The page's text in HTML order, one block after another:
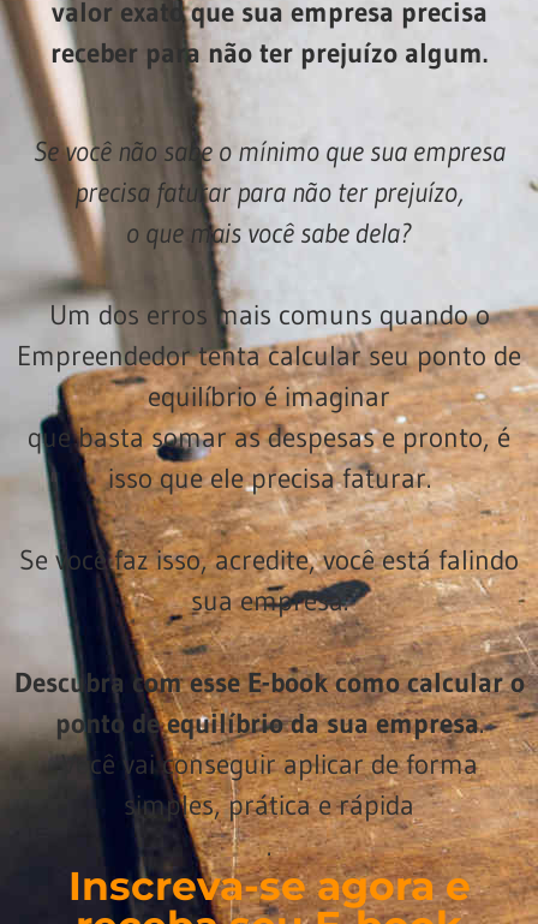
valor exato que sua empresa precisa
receber para não ter prejuízo algum.
Se você não sabe o mínimo que sua empresa
precisa faturar para não ter prejuízo,
o que mais você sabe dela?
Um dos erros mais comuns quando o
Empreendedor tenta calcular seu ponto de
equilíbrio é imaginar
que basta somar as despesas e pronto, é
isso que ele precisa faturar.
Se você faz isso, acredite, você está falindo
sua empresa.
Descubra com esse E-book como calcular o
ponto de equilíbrio da sua empresa.
Você vai conseguir aplicar de forma
simples, prática e rápida
.
Inscreva-se agora e